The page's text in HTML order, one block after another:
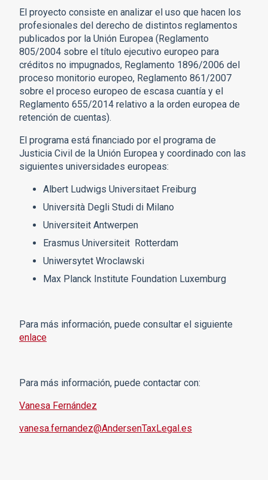
El proyecto consiste en analizar el uso que hacen los
profesionales del derecho de distintos reglamentos
publicados por la Unión Europea (Reglamento
805/2004 sobre el título ejecutivo europeo para
créditos no impugnados, Reglamento 1896/2006 del
proceso monitorio europeo, Reglamento 861/2007
sobre el proceso europeo de escasa cuantía y el
Reglamento 655/2014 relativo a la orden europea de
retención de cuentas).
El programa está financiado por el programa de
Justicia Civil de la Unión Europea y coordinado con las
siguientes universidades europeas:
Albert Ludwigs Universitaet Freiburg
Università Degli Studi di Milano
Universiteit Antwerpen
Erasmus Universiteit Rotterdam
Uniwersytet Wroclawski
Max Planck Institute Foundation Luxemburg
Para más información, puede consultar el siguiente
enlace
Para más información, puede contactar con:
Vanesa Fernández
vanesa.fernandez@AndersenTaxLegal.es